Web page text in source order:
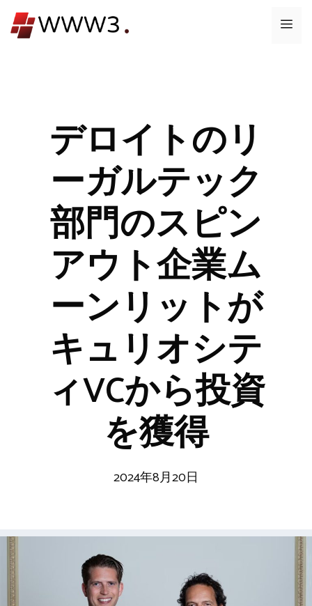
ン
メ
デロイトのリ
ーガルテック
部門のスピン
アウト企業ム
ーンリットが
キュリオシテ
ィVCから投資
を獲得
2024年8月20日